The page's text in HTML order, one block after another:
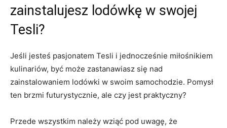
zainstalujesz‌ lodówkę w‍ swojej
Tesli?
Jeśli jesteś pasjonatem Tesli​ i jednocześnie miłośnikiem⁣
kulinariów, być może zastanawiasz ⁣się ⁢nad
zainstalowaniem lodówki⁣ w swoim samochodzie.‍ Pomysł
ten brzmi futurystycznie, ale czy jest praktyczny?
Przede wszystkim należy wziąć pod uwagę, ⁢że